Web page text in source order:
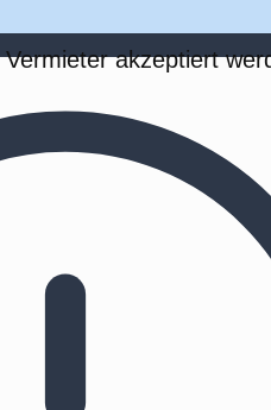
akzeptiert